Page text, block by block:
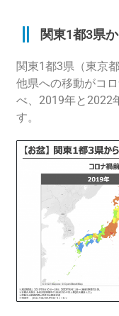
関東1都3県
関東1都3県（東京都
他県への移動がコ
べ、 2019年と2022
す。